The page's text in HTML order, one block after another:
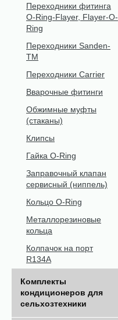
Переходники фитинга
O-Ring-Flayer, Flayer-O-
Ring
Переходники Sanden-
TM
Переходники Carrier
Вварочные фитинги
Обжимные муфты
(стаканы)
Клипсы
Гайка O-Ring
Заправочный клапан
сервисный (ниппель)
Кольцо O-Ring
Металлорезиновые
кольца
Колпачок на порт
R134A
Комплекты
кондиционеров для
сельхозтехники